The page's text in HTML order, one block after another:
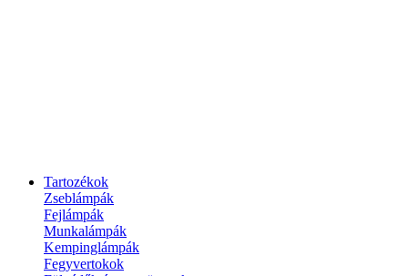
Tartozékok
Zseblámpák
Fejlámpák
Munkalámpák
Kempinglámpák
Fegyvertokok